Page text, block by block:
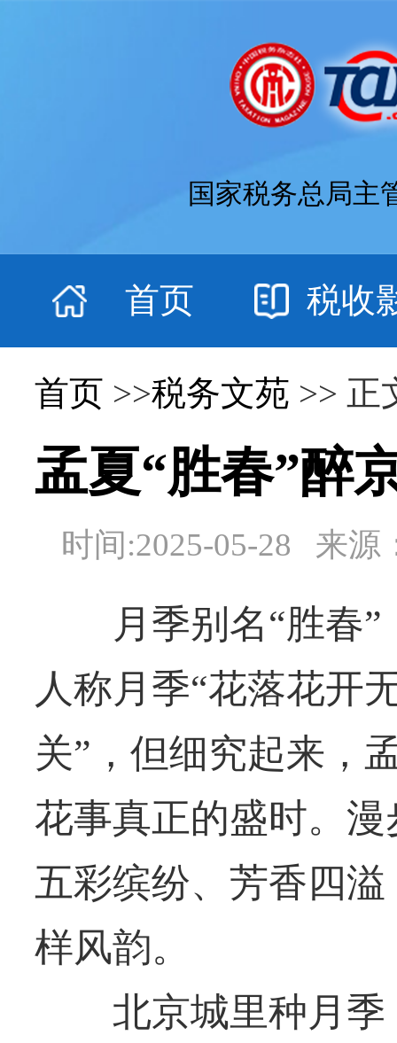
国家税务总局主
首页 税收
首页 >>税务文苑 >> 正
孟夏“胜春”醉
时间:2025-05-28 来源
月季别名“胜春”
人称月季“花落花开
关”，但细究起来，
花事真正的盛时。
五彩缤纷、芳香四
样风韵。
北京城里种月季